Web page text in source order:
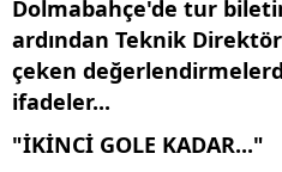
Dolmabahçe'de tur
ardından Teknik
çeken
ifadeler...
"İKİNCİ GOLE KADAR..."